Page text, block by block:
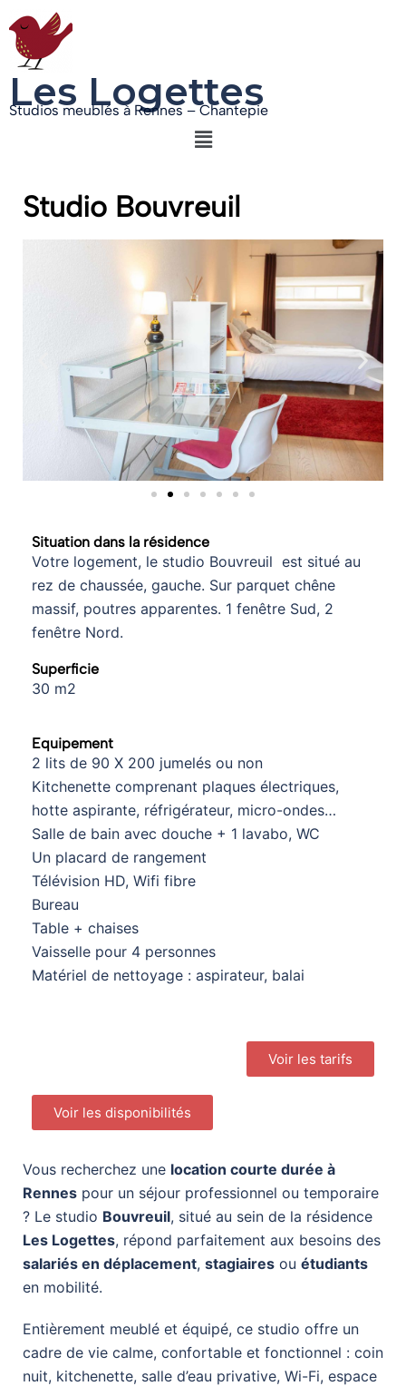
Les Logettes
Studios meublés à Rennes – Chantepie
Studio Bouvreuil
Situation dans la résidence
Votre logement, le studio Bouvreuil est situé au
rez de chaussée, gauche. Sur parquet chêne
massif, poutres apparentes. 1 fenêtre Sud, 2
fenêtre Nord.
Superficie
30 m2
Equipement
2 lits de 90 X 200 jumelés ou non
Kitchenette comprenant plaques électriques,
hotte aspirante, réfrigérateur, micro-ondes…
Salle de bain avec douche + 1 lavabo, WC
Un placard de rangement
Télévision HD, Wifi fibre
Bureau
Table + chaises
Vaisselle pour 4 personnes
Matériel de nettoyage : aspirateur, balai
Voir les tarifs
Voir les disponibilités
Vous recherchez une location courte durée à
Rennes pour un séjour professionnel ou temporaire
? Le studio Bouvreuil, situé au sein de la résidence
Les Logettes, répond parfaitement aux besoins des
salariés en déplacement, stagiaires ou étudiants
en mobilité.
Entièrement meublé et équipé, ce studio offre un
cadre de vie calme, confortable et fonctionnel : coin
nuit, kitchenette, salle d’eau privative, Wi-Fi, espace